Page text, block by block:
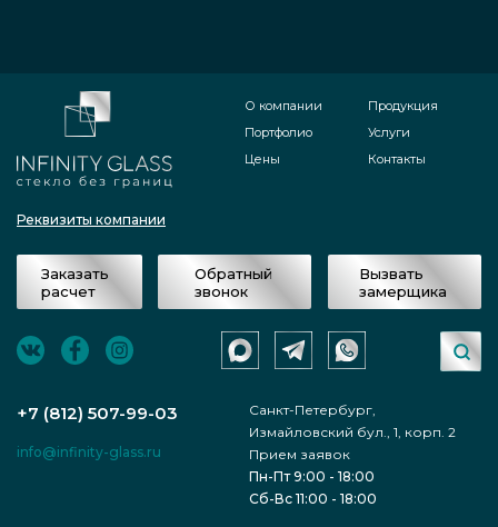
Реквизиты компании
О компании
Портфолио
Цены
Продукция
Услуги
Контакты
Заказать
расчет
Обратный
звонок
Вызвать
замерщика
+7 (812) 507-99-03
Санкт-Петербург,
Измайловский бул., 1, корп. 2
info@infinity-glass.ru
Прием заявок
Пн-Пт 9:00 - 18:00
Сб-Вс 11:00 - 18:00